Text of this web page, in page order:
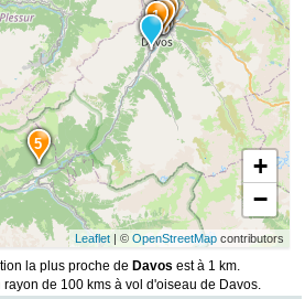
5
3
2
1
+
−
Leaflet| © OpenStreetMapcontributors
la plus proche de Davos est à 1 km.
rayon de 100 kms à vol d'oiseau de Davos.